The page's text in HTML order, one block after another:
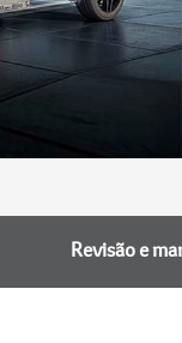
Revisão e